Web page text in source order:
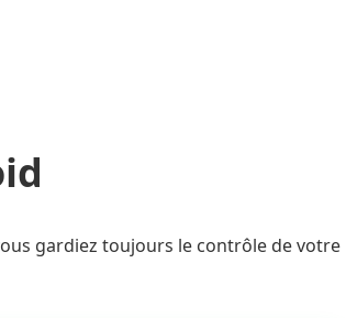
gardiez toujours le contrôle de votre